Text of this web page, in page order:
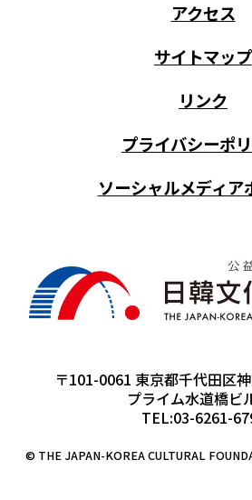
アクセス
サイトマップ
リンク
プライバシーポ
ソーシャルメディア
〒101-0061 東京都千代田区
プライム水道橋ビ
TEL:03-6261-
© THE JAPAN-KOREA CULTURAL